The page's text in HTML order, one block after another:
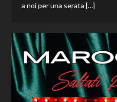
a noi per una serata […]